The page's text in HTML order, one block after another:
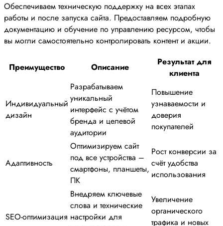
Обеспечиваем техническую поддержку на всех этапах
работы и после запуска сайта. Предоставляем подробную
документацию и обучение по управлению ресурсом, чтобы
вы могли самостоятельно контролировать контент и акции.
Преимущество Описание
Результат для
клиента
Индивидуальный
дизайн
Разрабатываем
уникальный
интерфейс с учётом
бренда и целевой
аудитории
Повышение
узнаваемости и
доверия
покупателей
Адаптивность
Оптимизируем сайт
под все устройства –
смартфоны, планшеты,
ПК
Рост конверсии за
счёт удобства
использования
SEO-оптимизация
Внедряем ключевые
слова и технические
настройки для
Увеличение
органического
трафика и новых